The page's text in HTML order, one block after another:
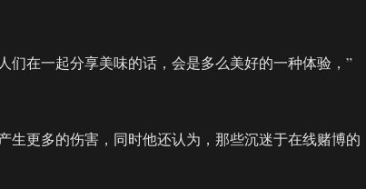
们在一起分享美味的话，会是多么美好的一种体验，”
生更多的伤害，同时他还认为，那些沉迷于在线赌博的